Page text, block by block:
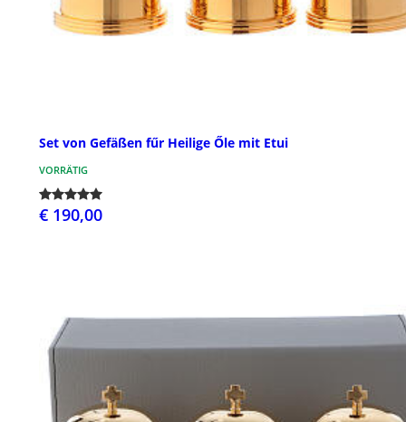
Set von Gefäßen fűr Heilige Őle mit Etui
VORRÄTIG
€ 190,00